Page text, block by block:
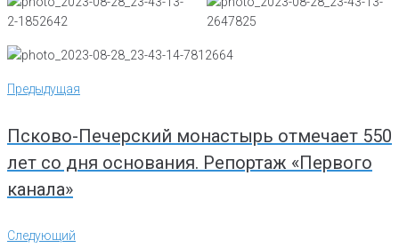
Навигация
по
Предыдущая
Предыдущая
Псково-Печерский монастырь отмечает 550
лет со дня основания. Репортаж «Первого
канала»
Следующий
Следующий